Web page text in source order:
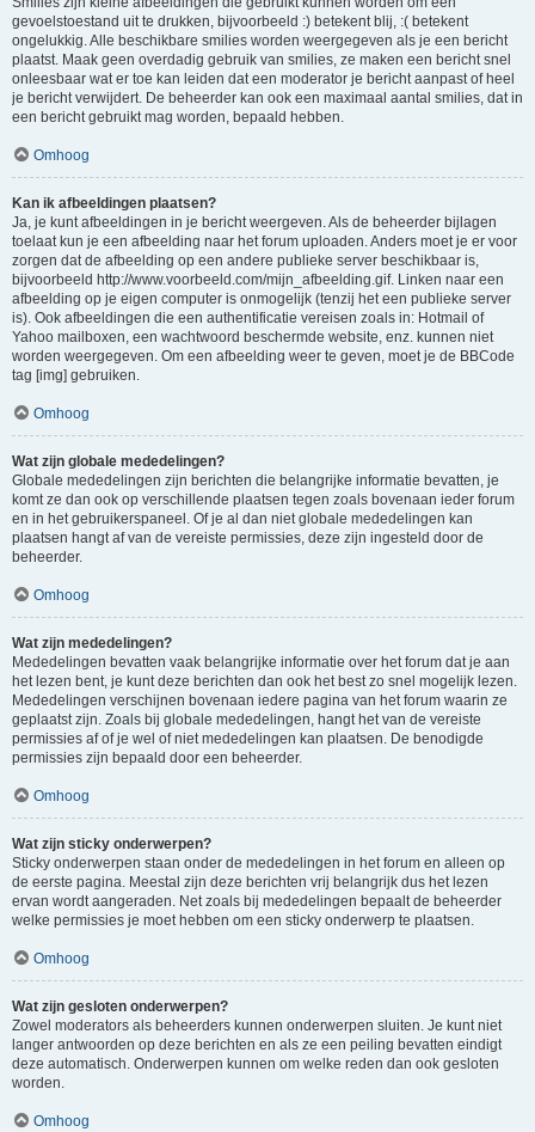
gevoelstoestand uit te drukken, bijvoorbeeld :) betekent blij, :( betekent
ongelukkig. Alle beschikbare smilies worden weergegeven als je een bericht
plaatst. Maak geen overdadig gebruik van smilies, ze maken een bericht snel
onleesbaar wat er toe kan leiden dat een moderator je bericht aanpast of heel
je bericht verwijdert. De beheerder kan ook een maximaal aantal smilies, dat in
een bericht gebruikt mag worden, bepaald hebben.
Omhoog
Kan ik afbeeldingen plaatsen?
Ja, je kunt afbeeldingen in je bericht weergeven. Als de beheerder bijlagen
toelaat kun je een afbeelding naar het forum uploaden. Anders moet je er voor
zorgen dat de afbeelding op een andere publieke server beschikbaar is,
bijvoorbeeld http://www.voorbeeld.com/mijn_afbeelding.gif. Linken naar een
afbeelding op je eigen computer is onmogelijk (tenzij het een publieke server
is). Ook afbeeldingen die een authentificatie vereisen zoals in: Hotmail of
Yahoo mailboxen, een wachtwoord beschermde website, enz. kunnen niet
worden weergegeven. Om een afbeelding weer te geven, moet je de BBCode
tag [img] gebruiken.
Omhoog
Wat zijn globale mededelingen?
Globale mededelingen zijn berichten die belangrijke informatie bevatten, je
komt ze dan ook op verschillende plaatsen tegen zoals bovenaan ieder forum
en in het gebruikerspaneel. Of je al dan niet globale mededelingen kan
plaatsen hangt af van de vereiste permissies, deze zijn ingesteld door de
beheerder.
Omhoog
Wat zijn mededelingen?
Mededelingen bevatten vaak belangrijke informatie over het forum dat je aan
het lezen bent, je kunt deze berichten dan ook het best zo snel mogelijk lezen.
Mededelingen verschijnen bovenaan iedere pagina van het forum waarin ze
geplaatst zijn. Zoals bij globale mededelingen, hangt het van de vereiste
permissies af of je wel of niet mededelingen kan plaatsen. De benodigde
permissies zijn bepaald door een beheerder.
Omhoog
Wat zijn sticky onderwerpen?
Sticky onderwerpen staan onder de mededelingen in het forum en alleen op
de eerste pagina. Meestal zijn deze berichten vrij belangrijk dus het lezen
ervan wordt aangeraden. Net zoals bij mededelingen bepaalt de beheerder
welke permissies je moet hebben om een sticky onderwerp te plaatsen.
Omhoog
Wat zijn gesloten onderwerpen?
Zowel moderators als beheerders kunnen onderwerpen sluiten. Je kunt niet
langer antwoorden op deze berichten en als ze een peiling bevatten eindigt
deze automatisch. Onderwerpen kunnen om welke reden dan ook gesloten
worden.
Omhoog